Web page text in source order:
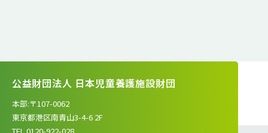
公益財団法人 日本児童養護施設財団
本部:〒107-0062
東京都港区南青山3-4-6 2F